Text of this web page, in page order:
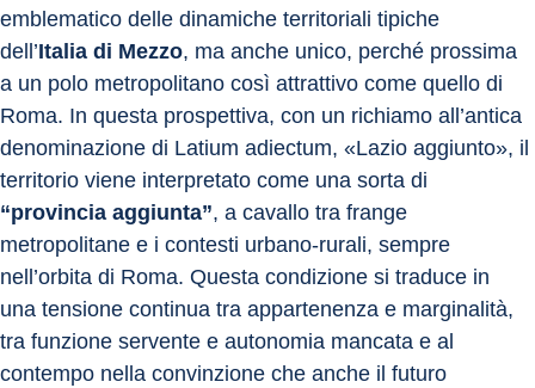
emblematico delle dinamiche territoriali tipiche
dell’Italia di Mezzo, ma anche unico, perché prossima
a un polo metropolitano così attrattivo come quello di
Roma. In questa prospettiva, con un richiamo all’antica
denominazione di Latium adiectum, «Lazio aggiunto», il
territorio viene interpretato come una sorta di
“provincia aggiunta”, a cavallo tra frange
metropolitane e i contesti urbano-rurali, sempre
nell’orbita di Roma. Questa condizione si traduce in
una tensione continua tra appartenenza e marginalità,
tra funzione servente e autonomia mancata e al
contempo nella convinzione che anche il futuro